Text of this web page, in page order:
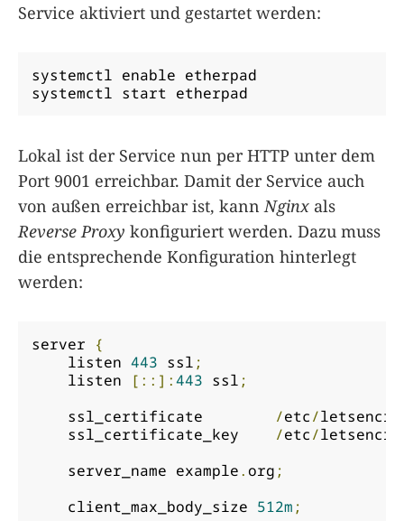
Service aktiviert und gestartet werden:
systemctl enable etherpad
systemctl start etherpad
Lokal ist der Service nun per HTTP unter dem
Port 9001 erreichbar. Damit der Service auch
von außen erreichbar ist, kann Nginx als
Reverse Proxy konfiguriert werden. Dazu muss
die entsprechende Konfiguration hinterlegt
werden:
server {
    listen
443 ssl ;
    listen
[::]:443 ssl ;
    ssl_certificate
/etc/
    ssl_certificate_key
/etc/
    server_name example
.org ;
    client_max_body_size
512m ;